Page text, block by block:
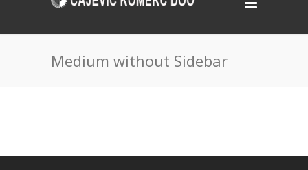
Medium without Sidebar